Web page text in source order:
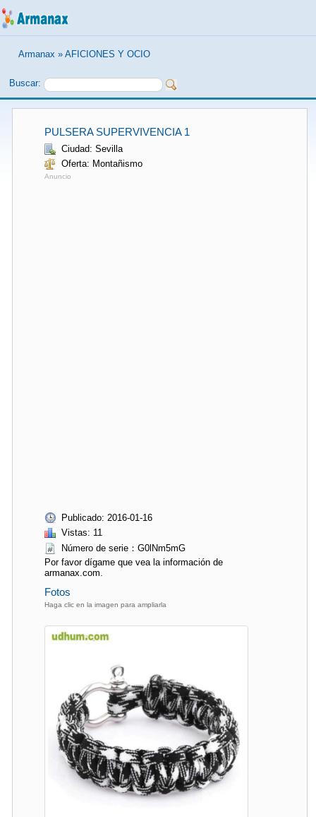
Armanax » AFICIONES Y OCIO
Buscar:
PULSERA SUPERVIVENCIA 1
Ciudad: Sevilla
Oferta: Montañismo
Anuncio
Publicado: 2016-01-16
Vistas: 11
Número de serie：G0lNm5mG
Por favor dígame que vea la información de
armanax.com.
Fotos
Haga clic en la imagen para ampliarla